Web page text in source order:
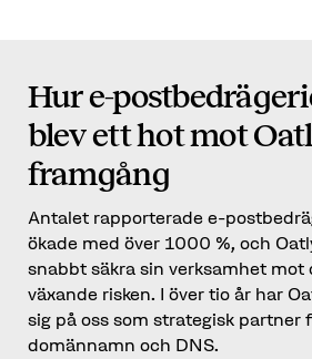
Hur e-
blev ett hot mot
framgång
Antalet rapporterade e-
ökade med över 1000 %, och
snabbt säkra sin verksamhet mot
växande risken. I över tio år har
sig på oss som strategisk partner
domännamn och DNS.